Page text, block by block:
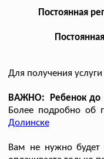
Постоянная
Для получения
ВАЖНО: Ребенок до
Более подробно об
Долинске
Вам не нужно будет